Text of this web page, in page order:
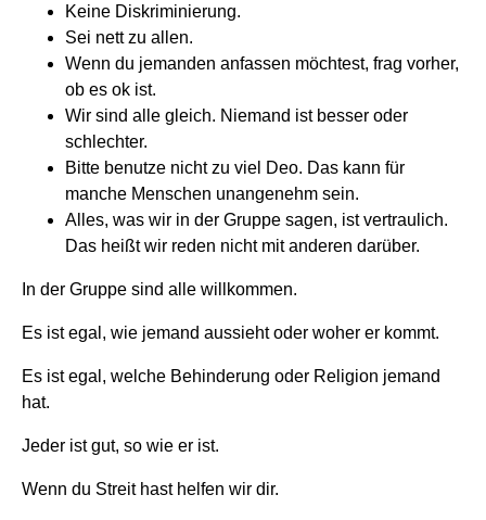
Keine Diskriminierung.
Sei nett zu allen.
Wenn du jemanden anfassen möchtest, frag vorher,
ob es ok ist.
Wir sind alle gleich. Niemand ist besser oder
schlechter.
Bitte benutze nicht zu viel Deo. Das kann für
manche Menschen unangenehm sein.
Alles, was wir in der Gruppe sagen, ist vertraulich.
Das heißt wir reden nicht mit anderen darüber.
In der Gruppe sind alle willkommen.
Es ist egal, wie jemand aussieht oder woher er kommt.
Es ist egal, welche Behinderung oder Religion jemand
hat.
Jeder ist gut, so wie er ist.
Wenn du Streit hast helfen wir dir.